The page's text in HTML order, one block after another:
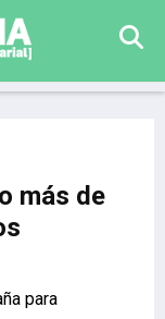
más de
para